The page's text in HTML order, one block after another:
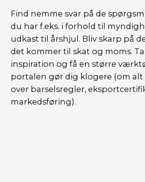
Find nemme svar på de
du har f.eks. i forhold til
udkast til årshjul. Bliv skarp på
det kommer til skat og moms.
inspiration og få en større
portalen gør dig klogere (om alt
over barselsregler,
markedsføring).